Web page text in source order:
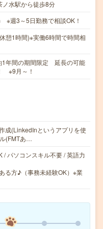
ノ水駅から徒歩8分
※週3～5日勤務で相談OK！
1時間)※実働6時間で時間相
年間の期間限定 延長の可能
※9月～！
成(LinkedInというアプリを使
(FMTあ…
/ パソコンスキル不要 / 英語力
る方♪（事務未経験OK）※業